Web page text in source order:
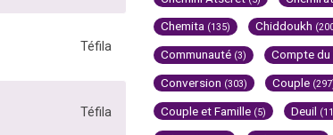
Téfila
Téfila
Chemita (135) Chiddoukh
Communauté (3) Compte du
Conversion (303) Couple
Couple et Famille (5) Deuil